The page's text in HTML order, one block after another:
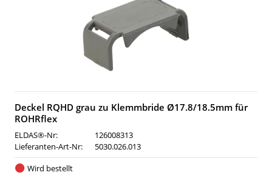
Deckel RQHD grau zu Klemmbride Ø17.8/18.5mm für
ROHRflex
ELDAS®-Nr:
126008313
Lieferanten-Art-Nr:
5030.026.013
Wird bestellt